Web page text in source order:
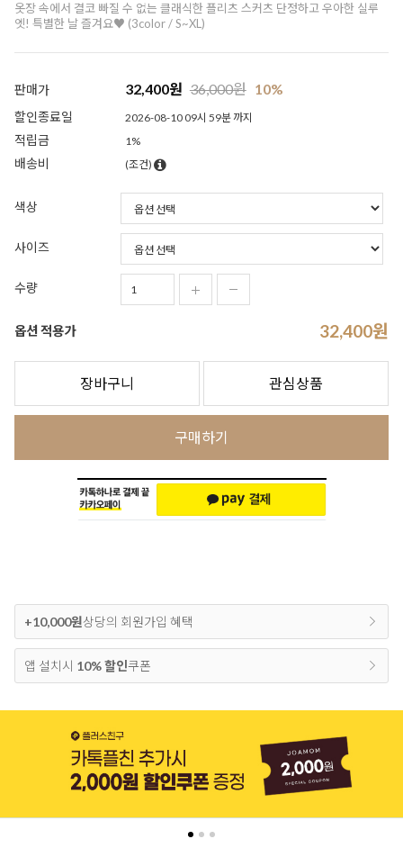
옷장 속에서 결코 빠질 수 없는 클래식한 플리츠 스커츠 단정하고 우아한 실루
엣! 특별한 날 즐겨요♥ (3color / S~XL)
판매가 32,400원 36,000원 10%
할인종료일 2026-08-10 09시 59분 까지
적립금 1%
배송비 (조건)
색상
사이즈
수량
옵션 적용가 32,400원
장바구니 관심상품
구매하기
+10,000원상당의 회원가입 혜택
앱 설치시 10% 할인쿠폰